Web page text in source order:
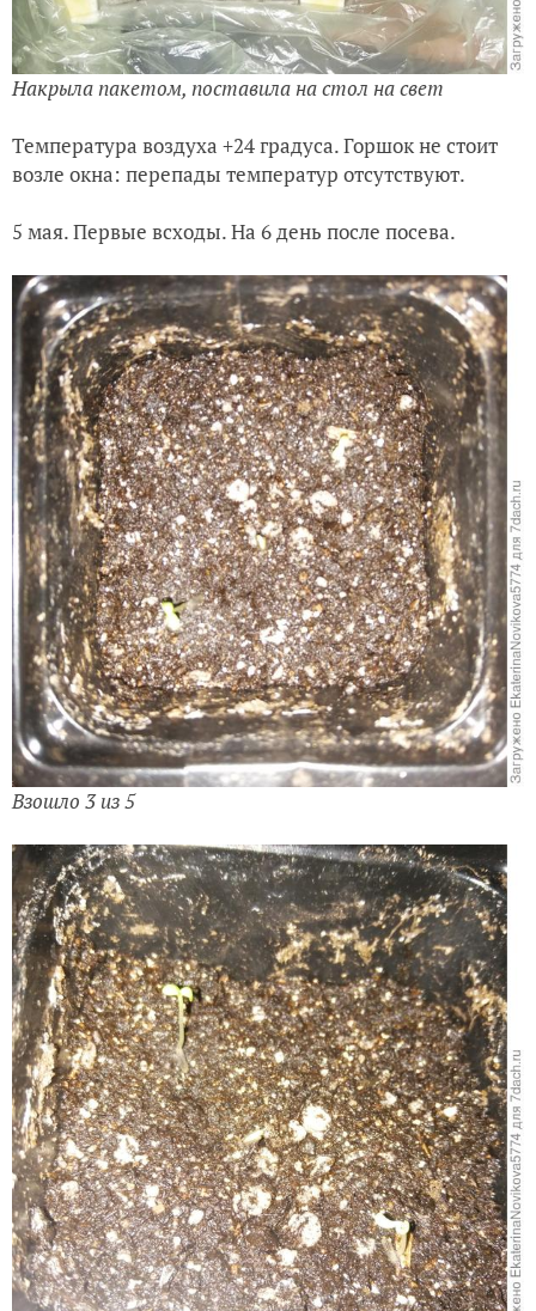
Накрыла пакетом, поставила на стол на свет
Температура воздуха +24 градуса. Горшок не стоит
возле окна: перепады температур отсутствуют.
5 мая. Первые всходы. На 6 день после посева.
Взошло 3 из 5